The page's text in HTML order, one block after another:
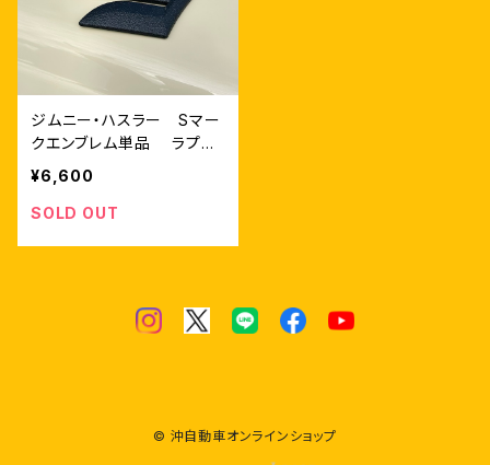
ジムニー・ハスラー Sマー
クエンブレム単品 ラプタ
ーライナー塗装仕上げ
¥6,600
SOLD OUT
© 沖自動車オンラインショップ